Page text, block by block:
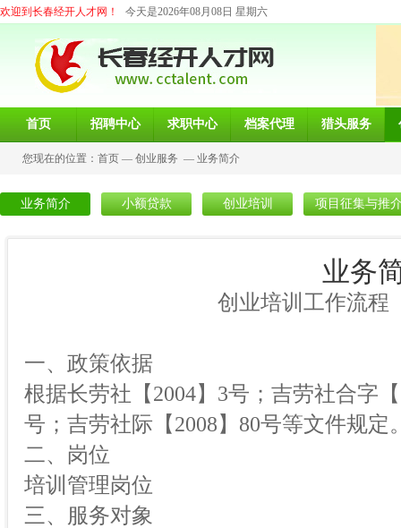
欢迎到长春经开人才网！ 今天是2026年08月08日 星期六
首页 招聘中心 求职中心 档案代理 猎头服务
您现在的位置： 首页 — 创业服务 — 业务简介
业务简介 小额贷款 创业培训 项目征集与推
业务
创业培训工作流程
一、政策依据
根据长劳社【2004】3号；吉劳社合字
号；吉劳社际【2008】80号等文件规定
二、岗位
培训管理岗位
三、服务对象